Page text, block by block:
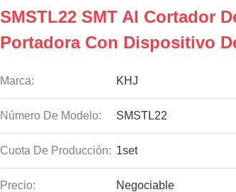
SMSTL22 SMT AI Cortador
Portadora Con Dispositivo
Marca: KHJ
Número De Modelo: SMSTL22
Cuota De Producción: 1set
Precio: Negociable